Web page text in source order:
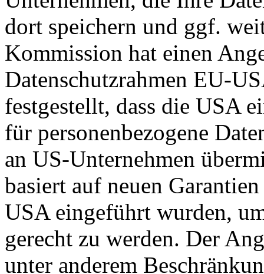
dort speichern und ggf.
Kommission hat einen
Datenschutzrahmen EU-
festgestellt, dass die USA
für personenbezogene
an US-Unternehmen
basiert auf neuen
USA eingeführt wurden,
gerecht zu werden. Der
unter anderem